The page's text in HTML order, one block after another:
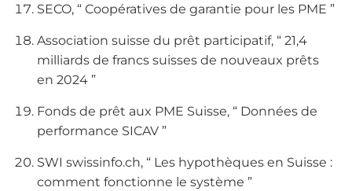
SECO, “ Coopératives de garantie pour les PME ”
Association suisse du prêt participatif, “ 21,4
milliards de francs suisses de nouveaux prêts
en 2024 ”
Fonds de prêt aux PME Suisse, “ Données de
performance SICAV ”
SWI swissinfo.ch, “ Les hypothèques en Suisse :
comment fonctionne le système ”